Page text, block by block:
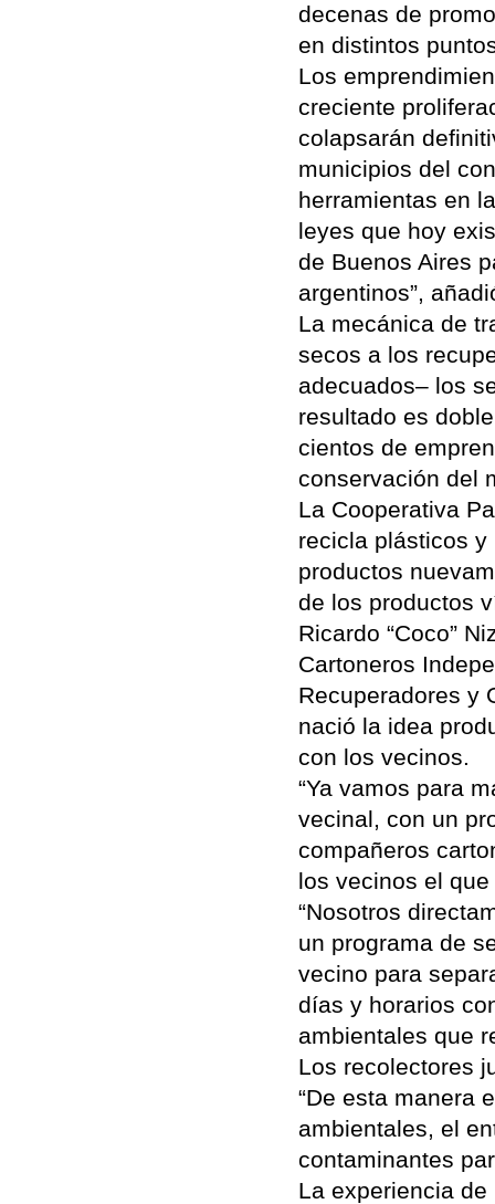
decenas de
en distintos
Los
creciente
colapsarán
municipios del
herramientas en
leyes que hoy
de Buenos Aires
argentinos”,
La mecánica de
secos a los
adecuados– los
resultado es
cientos de
conservación del
La Cooperativa
recicla plásticos
productos
de los productos
Ricardo “Coco”
Cartoneros
Recuperadores y
nació la idea
con los vecinos.
“Ya vamos para
vecinal, con un
compañeros
los vecinos el
“Nosotros
un programa de
vecino para
días y horarios
ambientales que
Los recolectores
“De esta manera
ambientales, el
contaminantes
La experiencia